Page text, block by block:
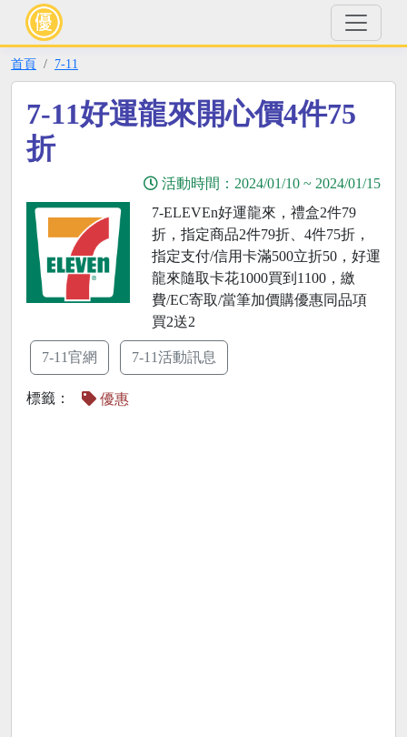
首頁 7-11
7-11好運龍來開心價4件75
折
活動時間： 2024/01/10 ~ 2024/01/15
7-ELEVEn好運龍來，禮盒2件79
折，指定商品2件79折、4件75折，
指定支付/信用卡滿500立折50，好運
龍來隨取卡花1000買到1100，繳
費/EC寄取/當筆加價購優惠同品項
買2送2
7-11官網 7-11活動訊息
標籤： 優惠